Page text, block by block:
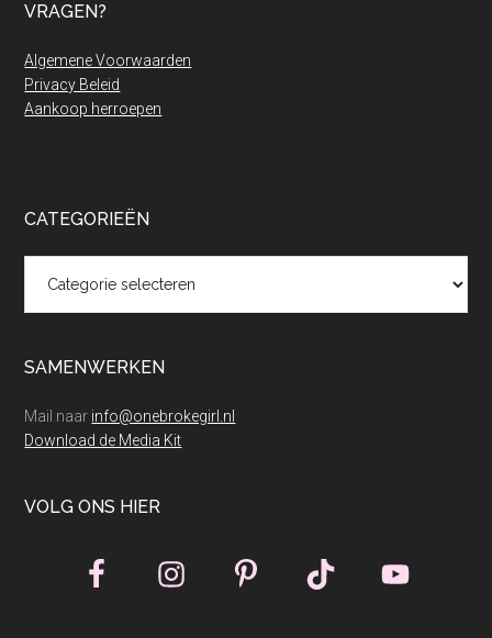
VRAGEN?
Algemene Voorwaarden
Privacy Beleid
Aankoop herroepen
CATEGORIEËN
SAMENWERKEN
Mail naar info@onebrokegirl.nl
Download de Media Kit
VOLG ONS HIER